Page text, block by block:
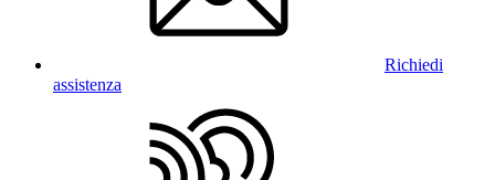
Richiedi
assistenza